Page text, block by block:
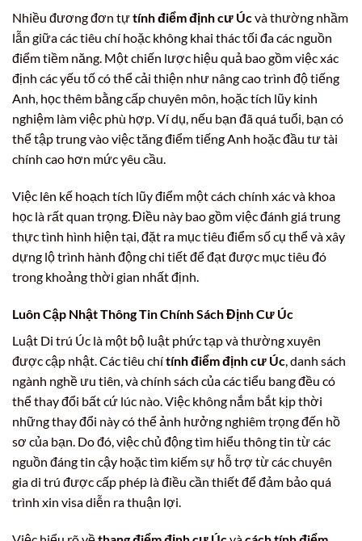
Nhiều đương đơn tựtính điểm định cư Úcvà thường nhầm
lẫn giữa các tiêu chí hoặc không khai thác tối đa các nguồn
điểm tiềm năng. Một chiến lược hiệu quả bao gồm việc xác
định các yếu tố có thể cải thiện như nâng cao trình độ tiếng
Anh, học thêm bằng cấp chuyên môn, hoặc tích lũy kinh
nghiệm làm việc phù hợp. Ví dụ, nếu bạn đã quá tuổi, bạn có
thể tập trung vào việc tăng điểm tiếng Anh hoặc đầu tư tài
chính cao hơn mức yêu cầu.
Việc lên kế hoạch tích lũy điểm một cách chính xác và khoa
học là rất quan trọng. Điều này bao gồm việc đánh giá trung
thực tình hình hiện tại, đặt ra mục tiêu điểm số cụ thể và xây
dựng lộ trình hành động chi tiết để đạt được mục tiêu đó
trong khoảng thời gian nhất định.
Luôn Cập Nhật Thông Tin Chính Sách Định Cư Úc
Luật Di trú Úc là một bộ luật phức tạp và thường xuyên
được cập nhật. Các tiêu chítính điểm định cư Úc , danh sách
ngành nghề ưu tiên, và chính sách của các tiểu bang đều có
thể thay đổi bất cứ lúc nào. Việc không nắm bắt kịp thời
những thay đổi này có thể ảnh hưởng nghiêm trọng đến hồ
sơ của bạn. Do đó, việc chủ động tìm hiểu thông tin từ các
nguồn đáng tin cậy hoặc tìm kiếm sự hỗ trợ từ các chuyên
gia di trú được cấp phép là điều cần thiết để đảm bảo quá
trình xin visa diễn ra thuận lợi.